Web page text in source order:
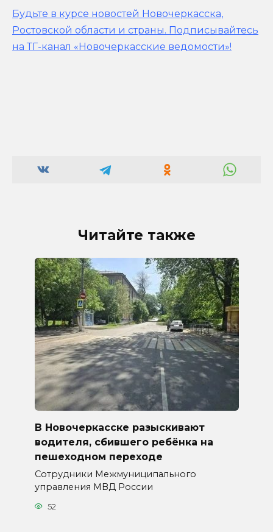
Будьте в курсе новостей Новочеркасска,
Ростовской области и страны. Подписывайтесь
на ТГ-канал «Новочеркасские ведомости»!
Читайте также
В Новочеркасске разыскивают
водителя, сбившего ребёнка на
пешеходном переходе
Сотрудники Межмуниципального
управления МВД России
52